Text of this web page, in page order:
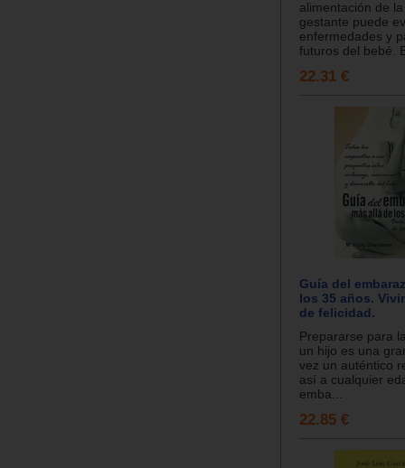
alimentación de
gestante puede
enfermedades y
futuros del bebé.
22.31 €
Guía del
los 35 años.
de felicidad.
Prepararse para
un hijo es una
vez un auténtico
así a cualquier
emba...
22.85 €